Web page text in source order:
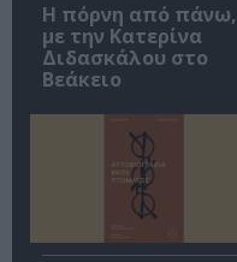
Η πόρνη από πάνω,
με την Κατερίνα
Διδασκάλου στο
Βεάκειο